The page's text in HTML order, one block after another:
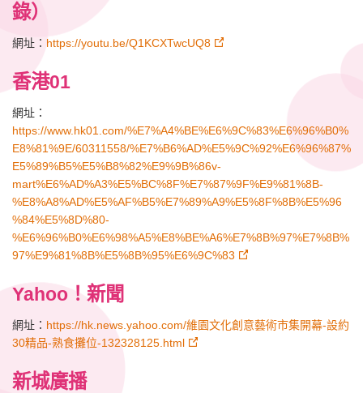
錄）
網址： https://youtu.be/Q1KCXTwcUQ8
香港01
網址：
https://www.hk01.com/%E7%A4%BE%E6%9C%83%E6%96%B0%
E8%81%9E/60311558/%E7%B6%AD%E5%9C%92%E6%96%87%
E5%89%B5%E5%B8%82%E9%9B%86v-
mart%E6%AD%A3%E5%BC%8F%E7%87%9F%E9%81%8B-
%E8%A8%AD%E5%AF%B5%E7%89%A9%E5%8F%8B%E5%96
%84%E5%8D%80-
%E6%96%B0%E6%98%A5%E8%BE%A6%E7%8B%97%E7%8B%
97%E9%81%8B%E5%8B%95%E6%9C%83
Yahoo！新聞
網址： https://hk.news.yahoo.com/維園文化創意藝術市集開幕-設約
30精品-熟食攤位-132328125.html
新城廣播